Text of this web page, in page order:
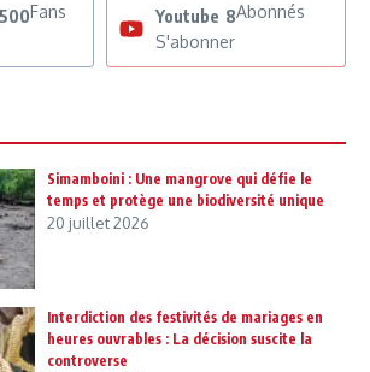
Fans
Youtube 8Abonnés
S'abonner
Simamboini : Une mangrove qui défie le
temps et protège une biodiversité unique
20 juillet 2026
Interdiction des festivités de mariages en
heures ouvrables : La décision suscite la
controverse